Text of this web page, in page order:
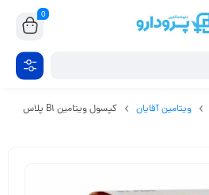
0
ویتامین آقایان
کپسول ویتامین B1 پلاس